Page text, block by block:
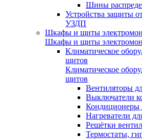
Шины
Устройства защиты
УЗДП
Шкафы и щиты
Шкафы и щиты
Климатическое
щитов
Климатическое
щитов
Вентиляторы
Выключатели
Кондиционеры
Нагреватели
Решётки
Термостаты,